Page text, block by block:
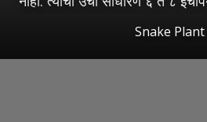
Snake